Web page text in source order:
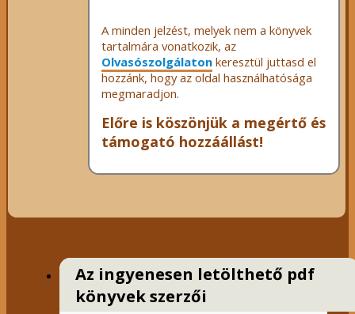
A minden jelzést, melyek nem a könyvek
tartalmára vonatkozik, az
Olvasószolgálatonkeresztül juttasd el
hozzánk, hogy az oldal használhatósága
megmaradjon.
Előre is köszönjük a megértő és
támogató hozzáállást!
Az ingyenesen letölthető pdf
könyvek szerzői